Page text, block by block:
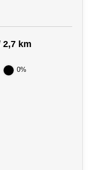
2,7 km
0%